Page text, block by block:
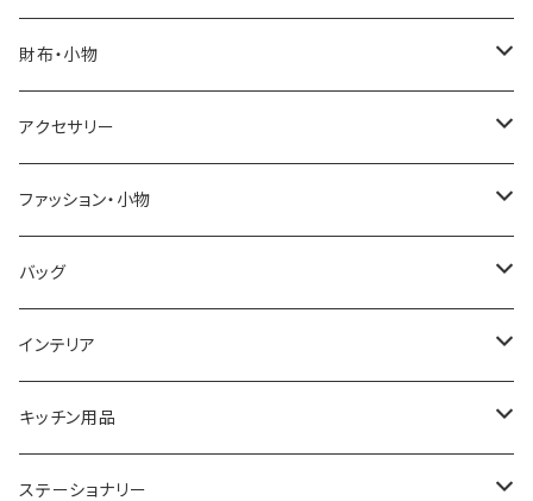
SALVATORE MARRA
CASIO
GRANDEUR
COGU
GAGA MILANO
CACTUS
TIMEX
COACH
DANIEL WELLINGTON
LACOSTE
DIESEL
MICHAEL KORS
NO BRAND
財布・小物
SONNE
DUCT
TRANSNUMBER
SAAMA HOMME
ARNOLD PALMER
MICHAEL KORS
アクセサリー
GUCCI
TIFFANY&CO
FOLLI FOLLIE
POLICE
PAUL HEWITT
ファッション・小物
DAKS
栃木レザー
NIKE
DUNHILL
バッグ
MANHATTAN PORTAGE
United HOMME
RODANIA
インテリア
CRYSTOCRAFT
SEIKO
キッチン用品
I'mD
ステーショナリー